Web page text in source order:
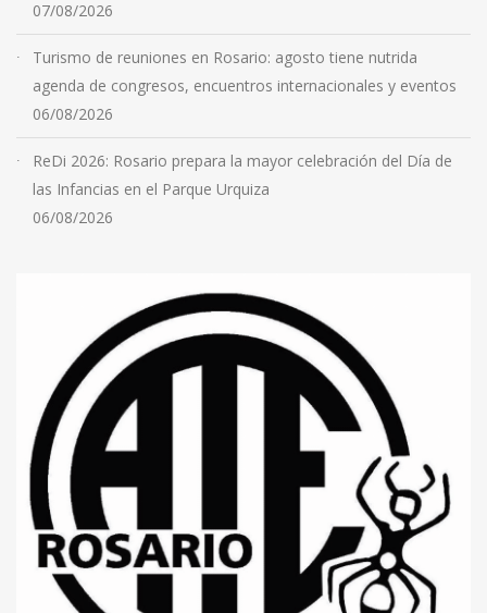
07/08/2026
Turismo de reuniones en Rosario: agosto tiene nutrida
agenda de congresos, encuentros internacionales y eventos
06/08/2026
ReDi 2026: Rosario prepara la mayor celebración del Día de
las Infancias en el Parque Urquiza
06/08/2026